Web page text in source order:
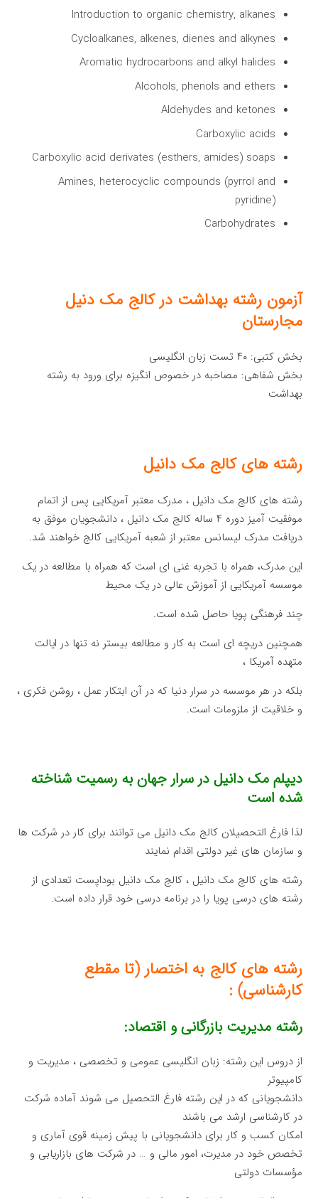
Introduction to organic chemistry, alkanes
Cycloalkanes, alkenes, dienes and alkynes
Aromatic hydrocarbons and alkyl halides
Alcohols, phenols and ethers
Aldehydes and ketones
Carboxylic acids
Carboxylic acid derivates (esthers, amides) soaps
Amines, heterocyclic compounds (pyrrol and
pyridine)
Carbohydrates
آزمون رشته بهداشت در کالج مک دنیل
مجارستان
بخش کتبی: ۴۰ تست زبان انگلیسی
بخش شفاهی: مصاحبه در خصوص انگیزه برای ورود به رشته
بهداشت
رشته های کالج مک دانیل
رشته های کالج مک دانیل ، مدرک معتبر آمریکایی پس از اتمام
موفقیت آمیز دوره ۴ ساله کالج مک دانیل ، دانشجویان موفق به
دریافت مدرک لیسانس معتبر از شعبه آمریکایی کالج خواهند شد.
این مدرک، همراه با تجربه غنی ای است که همراه با مطالعه در یک
موسسه آمریکایی از آموزش عالی در یک محیط
چند فرهنگی پویا حاصل شده است.
همچنین دریچه ای است به کار و مطالعه بیستر نه تنها در ایالت
متهده آمریکا ،
بلکه در هر موسسه در سرار دنیا که در آن ابتکار عمل ، روشن فکری ،
و خلاقیت از ملزومات است.
دیپلم مک دانیل در سرار جهان به رسمیت شناخته
شده است
لذا فارغ التحصیلان کالج مک دانیل می توانند برای کار در شرکت ها
و سازمان های غیر دولتی اقدام نمایند
رشته های کالج مک دانیل ، کالج مک دانیل بوداپست تعدادی از
رشته های درسی پویا را در برنامه درسی خود قرار داده است.
رشته های کالج به اختصار (تا مقطع
کارشناسی) :
رشته مدیریت بازرگانی و اقتصاد:
از دروس این رشته: زبان انگلیسی عمومی و تخصصی ، مدیریت و
کامپیوتر
دانشجویانی که در این رشته فارغ التحصیل می شوند آماده شرکت
در کارشناسی ارشد می باشند
امکان کسب و کار برای دانشجویانی با پیش زمینه قوی آماری و
تخصص خود در مدیرت، امور مالی و … در شرکت های بازاریابی و
مؤسسات دولتی